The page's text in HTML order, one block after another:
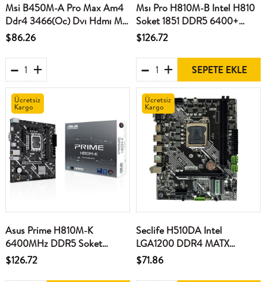
Msi B450M-A Pro Max Am4
Ddr4 3466(Oc) Dvı Hdmı M.2
Usb3.2 Matx Anakart
$86.26
Msı Pro H810M-B Intel H810
Soket 1851 DDR5 6400+
(OC)MHz mATX Gaming
$126.72
SEPETE EKLE
Asus Prime H810M-K
6400MHz DDR5 Soket
LGA1851 M.2 HDMI VGA
$126.72
Ücretsiz
Kargo
Seclife H510DA Intel
LGA1200 DDR4 MATX
(Sadece 10.Nesil) 1200p
$71.86
Ücretsiz
Kargo